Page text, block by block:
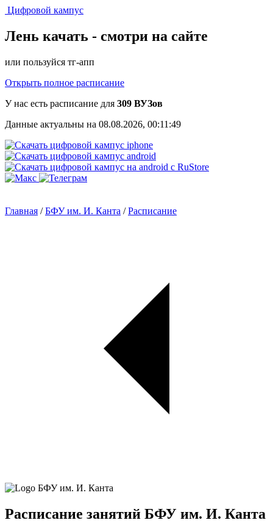
Цифровой кампус
Лень качать - смотри на сайте
или пользуйся тг-апп
Открыть полное расписание
У нас есть расписание для 309 ВУЗов
Данные актуальны на 08.08.2026, 00:11:49
Главная /БФУ им. И. Канта /Расписание
Расписание занятий БФУ им. И. Канта